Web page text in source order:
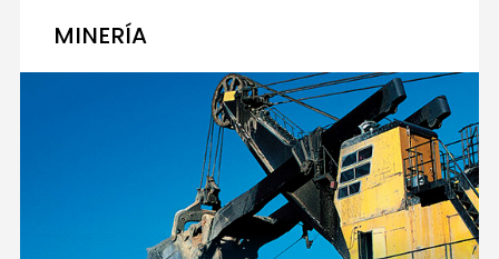
MINERÍA